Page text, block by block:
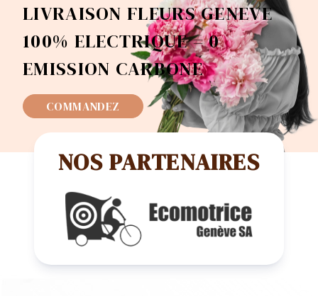
LIVRAISON FLEURS GENEVE
100% ELECTRIQUE = 0
EMISSION CARBONE
COMMANDEZ
NOS PARTENAIRES